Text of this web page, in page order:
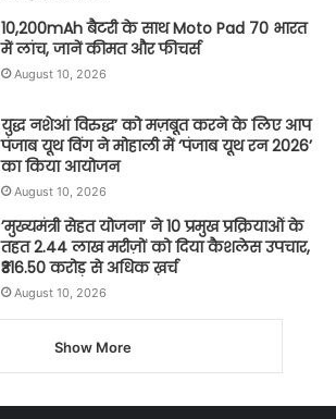
10,200mAh बैटरी के साथ Moto Pad 70 भारत
में लांच, जानें कीमत और फीचर्स
August 10, 2026
युद्ध नशेआं विरुद्ध’ को मज़बूत करने के लिए आप
पंजाब यूथ विंग ने मोहाली में ‘पंजाब यूथ रन 2026’
का किया आयोजन
August 10, 2026
’मुख्यमंत्री सेहत योजना’ ने 10 प्रमुख प्रक्रियाओं के
तहत 2.44 लाख मरीज़ों को दिया कैशलेस उपचार,
₹316.50 करोड़ से अधिक ख़र्च
August 10, 2026
Show More